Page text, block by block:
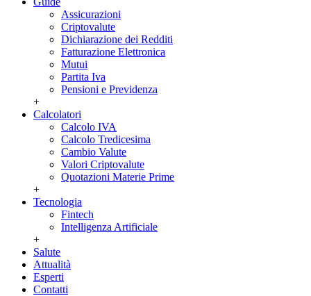
Assicurazioni
Criptovalute
Dichiarazione dei Redditi
Fatturazione Elettronica
Mutui
Partita Iva
Pensioni e Previdenza
+
Calcolatori
Calcolo IVA
Calcolo Tredicesima
Cambio Valute
Valori Criptovalute
Quotazioni Materie Prime
+
Tecnologia
Fintech
Intelligenza Artificiale
+
Salute
Attualità
Esperti
Contatti